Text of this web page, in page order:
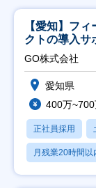
【愛知】フ
クトの導入サ
直帰
GO株式会社
愛知県
400万
正社員採用
月残業20時間以